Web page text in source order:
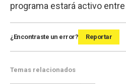
programa estará activo
¿Encontraste un error? Reportar
Temas relacionados